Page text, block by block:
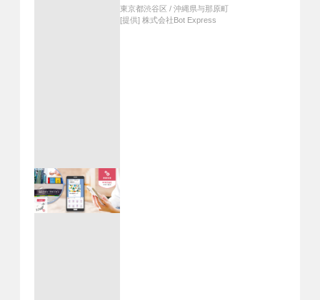
東京都渋谷区 / 沖縄県与那原町
[提供] 株式会社Bot Express